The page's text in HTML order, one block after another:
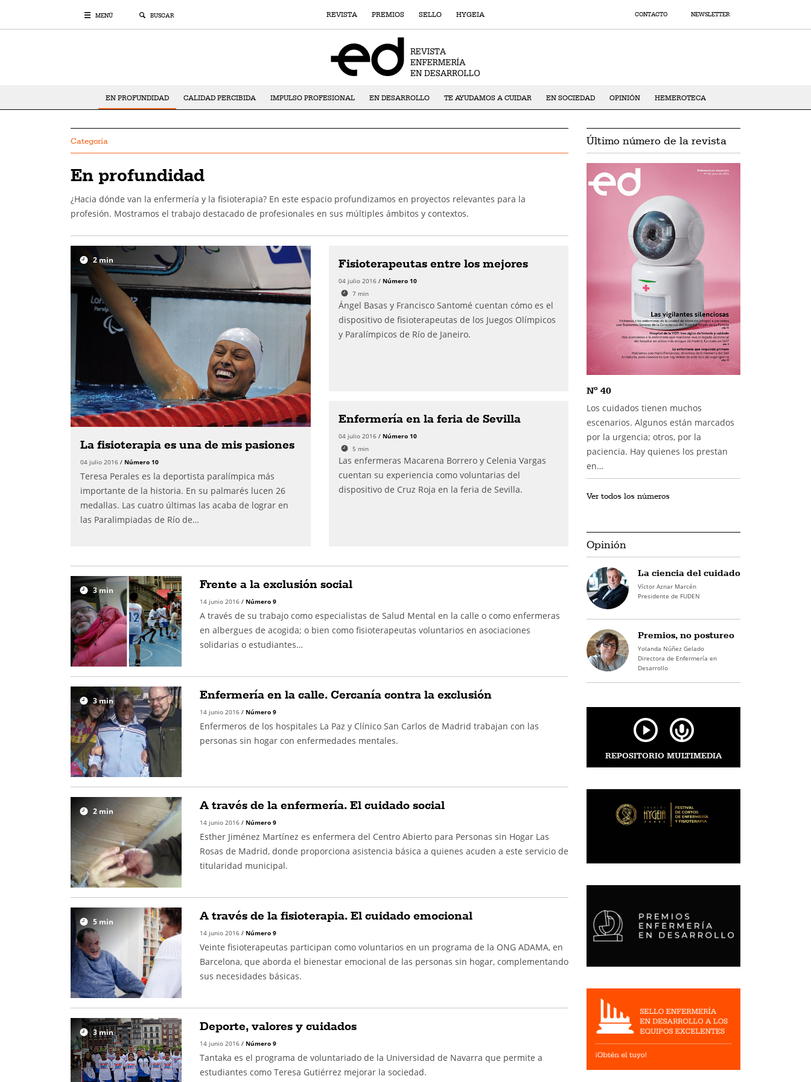
MENÚ BUSCAR REVISTA PREMIOS SELLO HYGEIA CONTACTO NEWSLETTER
EN PROFUNDIDAD CALIDAD PERCIBIDA IMPULSO PROFESIONAL EN DESARROLLO TE AYUDAMOS A CUIDAR EN SOCIEDAD OPINIÓN HEMEROTECA
Categoría
En profundidad
¿Hacia dónde van la enfermería y la fisioterapia? En este espacio profundizamos en proyectos relevantes para la
profesión. Mostramos el trabajo destacado de profesionales en sus múltiples ámbitos y contextos.
2min
La fisioterapia es una de mis pasiones
04 julio 2016 / Número 10
Teresa Perales es la deportista paralímpica más
importante de la historia. En su palmarés lucen 26
medallas. Las cuatro últimas las acaba de lograr en
las Paralimpiadas de Río de…
Fisioterapeutas entre los mejores
04 julio 2016 / Número 10
7 min
Ángel Basas y Francisco Santomé cuentan cómo es el
dispositivo de fisioterapeutas de los Juegos Olímpicos
y Paralímpicos de Río de Janeiro.
Enfermería en la feria de Sevilla
04 julio 2016 / Número 10
5 min
Las enfermeras Macarena Borrero y Celenia Vargas
cuentan su experiencia como voluntarias del
dispositivo de Cruz Roja en la feria de Sevilla.
3min Frente a la exclusión social
14 junio 2016 / Número 9
A través de su trabajo como especialistas de Salud Mental en la calle o como enfermeras
en albergues de acogida; o bien como fisioterapeutas voluntarios en asociaciones
solidarias o estudiantes…
3min Enfermería en la calle. Cercanía contra la exclusión
14 junio 2016 / Número 9
Enfermeros de los hospitales La Paz y Clínico San Carlos de Madrid trabajan con las
personas sin hogar con enfermedades mentales.
2 min A través de la enfermería. El cuidado social
14 junio 2016 / Número 9
Esther Jiménez Martínez es enfermera del Centro Abierto para Personas sin Hogar Las
Rosas de Madrid, donde proporciona asistencia básica a quienes acuden a este servicio de
titularidad municipal.
5min A través de la fisioterapia. El cuidado emocional
14 junio 2016 / Número 9
Veinte fisioterapeutas participan como voluntarios en un programa de la ONG ADAMA, en
Barcelona, que aborda el bienestar emocional de las personas sin hogar, complementando
sus necesidades básicas.
3min Deporte, valores y cuidados
14 junio 2016 / Número 9
Tantaka es el programa de voluntariado de la Universidad de Navarra que permite a
estudiantes como Teresa Gutiérrez mejorar la sociedad.
Último número de la revista
Nº 40
Los cuidados tienen muchos
escenarios. Algunos están marcados
por la urgencia; otros, por la
paciencia. Hay quienes los prestan
en…
Ver todos los números
Opinión
La ciencia del cuidado
Víctor Aznar Marcén
Presidente de FUDEN
Premios, no postureo
Yolanda Núñez Gelado
Directora de Enfermería en
Desarrollo
REPOSITORIO MULTIMEDIA